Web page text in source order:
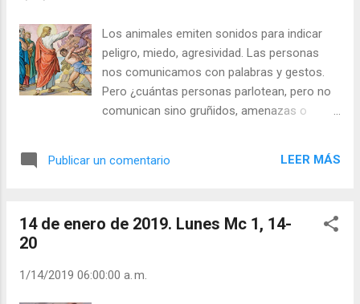
ser más apasionados es de servir al bien de los
demás. Julián Escobar. | Lecturas del Día (+ Leer
). | Evangelio y Meditación (+ Leer ) | | Santo del
día (+ Leer ) | Laudes (+ Leer ) | Vísperas (+ Leer
Los animales emiten sonidos para indicar
peligro, miedo, agresividad. Las personas
nos comunicamos con palabras y gestos.
Pero ¿cuántas personas parlotean, pero no
comunican sino gruñidos, amenazas o
sus palabras estaban cargadas de vida, de
sanar, porque son limpias, purificadas por la
de dañar o someter, son palabras tóxicas,
Publicar un comentario LEER MÁS
14 de enero de 2019. Lunes Mc 1, 14-
20
1/14/2019 06:00:00 a. m.